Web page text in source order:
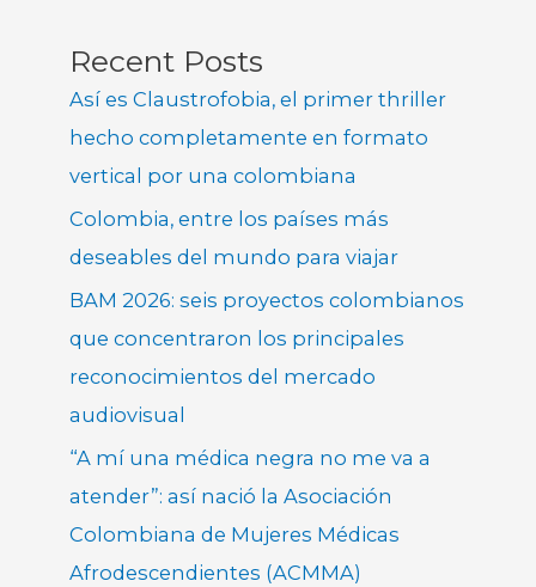
Recent Posts
Así es Claustrofobia, el primer thriller
hecho completamente en formato
vertical por una colombiana
Colombia, entre los países más
deseables del mundo para viajar
BAM 2026: seis proyectos colombianos
que concentraron los principales
reconocimientos del mercado
audiovisual
“A mí una médica negra no me va a
atender”: así nació la Asociación
Colombiana de Mujeres Médicas
Afrodescendientes (ACMMA)